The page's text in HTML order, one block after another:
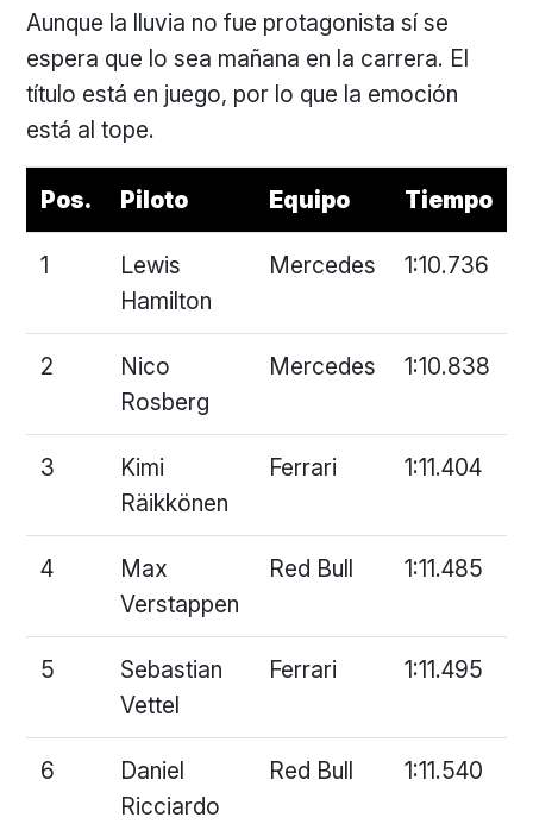
Aunque la lluvia no fue protagonista sí se
espera que lo sea mañana en la carrera. El
título está en juego, por lo que la emoción
está al tope.
Pos. Piloto Equipo Tiempo
1
Lewis
Hamilton
Mercedes 1:10.736
2
Nico
Rosberg
Mercedes 1:10.838
3
Kimi
Räikkönen
Ferrari 1:11.404
4
Max
Verstappen
Red Bull 1:11.485
5
Sebastian
Vettel
Ferrari 1:11.495
6
Daniel
Ricciardo
Red Bull 1:11.540